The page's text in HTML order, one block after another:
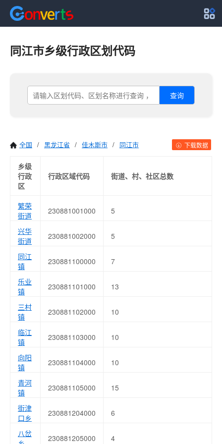
同江市乡级行政区划代码
查询
全国 / 黑龙江省 / 佳木斯市 / 同江市 下载数据
乡级
行政
区
行政区域代码 街道、村、社区总数
繁荣
街道
230881001000 5
兴华
街道
230881002000 5
同江
镇
230881100000 7
乐业
镇
230881101000 13
三村
镇
230881102000 10
临江
镇
230881103000 10
向阳
镇
230881104000 10
青河
镇
230881105000 15
街津
口乡
230881204000 6
八岔
230881205000 4